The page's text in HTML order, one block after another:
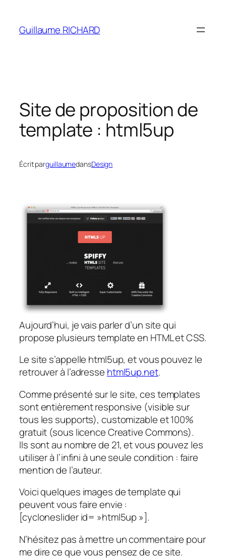
contenu
Guillaume RICHARD
Site de proposition de
template : html5up
Écrit parguillaumedansDesign
Aujourd’hui, je vais parler d’un site qui
propose plusieurs template en HTML et CSS.
Le site s’appelle html5up, et vous pouvez le
retrouver à l’adresse html5up.net.
Comme présenté sur le site, ces templates
sont entièrement responsive (visible sur
tous les supports), customizable et 100%
gratuit (sous licence Creative Commons).
Ils sont au nombre de 21, et vous pouvez les
utiliser à l’infini à une seule condition : faire
mention de l’auteur.
Voici quelques images de template qui
peuvent vous faire envie :
[cycloneslider id= »html5up »].
N’hésitez pas à mettre un commentaire pour
me dire ce que vous pensez de ce site.